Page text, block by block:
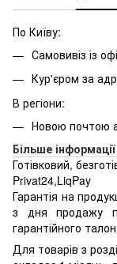
По Київу:
Самовивіз із
Кур'єром за
В регіони:
Новою почтою
Більше
Готівковий,
Privat24,LiqPay
Гарантія на
з дня продажу
гарантійного
Для товарів з